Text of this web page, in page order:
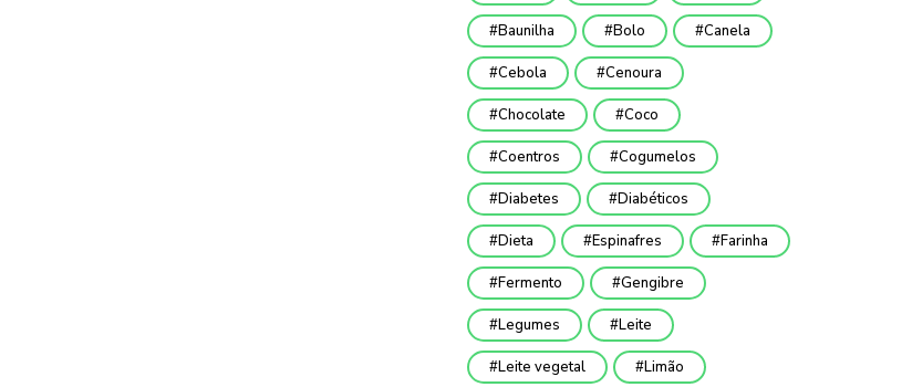
Baunilha Bolo Canela
Cebola Cenoura
Chocolate Coco
Coentros Cogumelos
Diabetes Diabéticos
Dieta Espinafres Farinha
Fermento Gengibre
Legumes Leite
Leite vegetal Limão